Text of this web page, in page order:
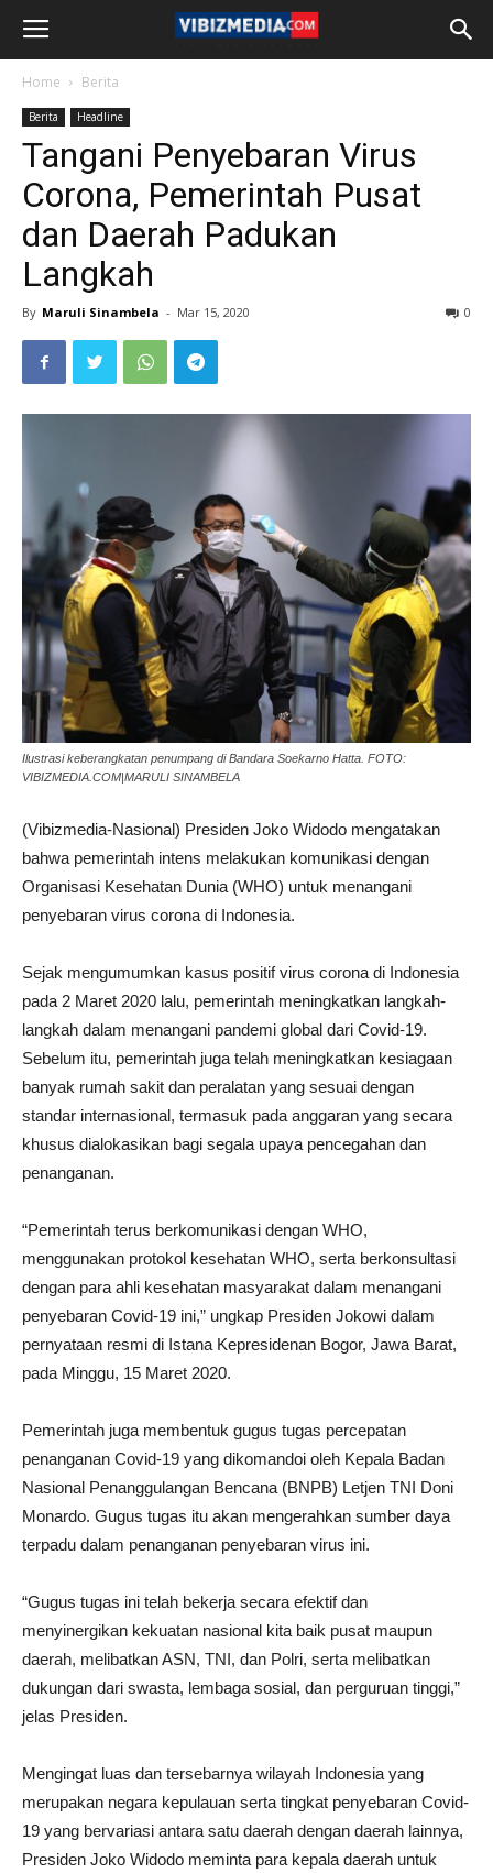
Home Berita
Berita Headline
Tangani Penyebaran Virus
Corona, Pemerintah Pusat
dan Daerah Padukan
Langkah
By Maruli Sinambela - Mar 15, 2020 0
Ilustrasi keberangkatan penumpang di Bandara Soekarno Hatta. FOTO:
VIBIZMEDIA.COM|MARULI SINAMBELA
(Vibizmedia-Nasional) Presiden Joko Widodo mengatakan
bahwa pemerintah intens melakukan komunikasi dengan
Organisasi Kesehatan Dunia (WHO) untuk menangani
penyebaran virus corona di Indonesia.
Sejak mengumumkan kasus positif virus corona di Indonesia
pada 2 Maret 2020 lalu, pemerintah meningkatkan langkah-
langkah dalam menangani pandemi global dari Covid-19.
Sebelum itu, pemerintah juga telah meningkatkan kesiagaan
banyak rumah sakit dan peralatan yang sesuai dengan
standar internasional, termasuk pada anggaran yang secara
khusus dialokasikan bagi segala upaya pencegahan dan
penanganan.
“Pemerintah terus berkomunikasi dengan WHO,
menggunakan protokol kesehatan WHO, serta berkonsultasi
dengan para ahli kesehatan masyarakat dalam menangani
penyebaran Covid-19 ini,” ungkap Presiden Jokowi dalam
pernyataan resmi di Istana Kepresidenan Bogor, Jawa Barat,
pada Minggu, 15 Maret 2020.
Pemerintah juga membentuk gugus tugas percepatan
penanganan Covid-19 yang dikomandoi oleh Kepala Badan
Nasional Penanggulangan Bencana (BNPB) Letjen TNI Doni
Monardo. Gugus tugas itu akan mengerahkan sumber daya
terpadu dalam penanganan penyebaran virus ini.
“Gugus tugas ini telah bekerja secara efektif dan
menyinergikan kekuatan nasional kita baik pusat maupun
daerah, melibatkan ASN, TNI, dan Polri, serta melibatkan
dukungan dari swasta, lembaga sosial, dan perguruan tinggi,”
jelas Presiden.
Mengingat luas dan tersebarnya wilayah Indonesia yang
merupakan negara kepulauan serta tingkat penyebaran Covid-
19 yang bervariasi antara satu daerah dengan daerah lainnya,
Presiden Joko Widodo meminta para kepala daerah untuk